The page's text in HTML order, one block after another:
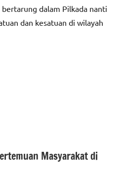
dalam Pilkada nanti
dan kesatuan di wilayah
Masyarakat di